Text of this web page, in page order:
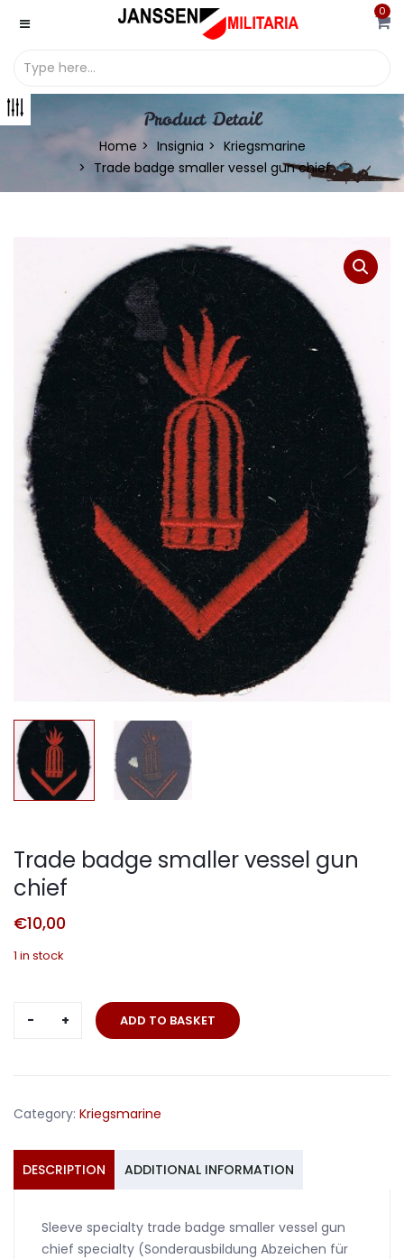
0
Product Detail
Home Insignia
Kriegsmarine
Trade badge smaller vessel gun chief
Trade badge smaller vessel gun
chief
€10,00
1 in stock
chief
ADD TO BASKET
Category: Kriegsmarine
DESCRIPTION ADDITIONAL INFORMATION
Sleeve specialty trade badge smaller vessel gun
chief specialty (Sonderausbildung Abzeichen für